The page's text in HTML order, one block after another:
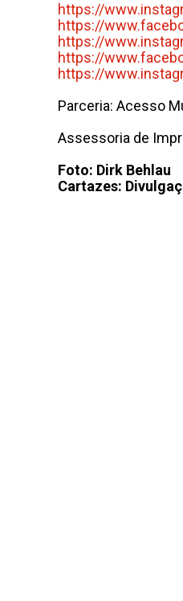
https://
https://
https://
https://
https://
Parceria: Acesso
Assessoria de
Foto: Dirk Behlau
Cartazes: